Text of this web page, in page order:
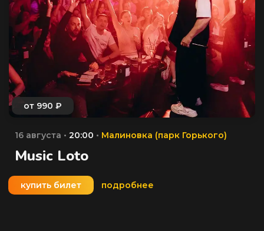
16 августа • 20:00 • Малиновка (парк Горького)
Music Loto
купить билет подробнее